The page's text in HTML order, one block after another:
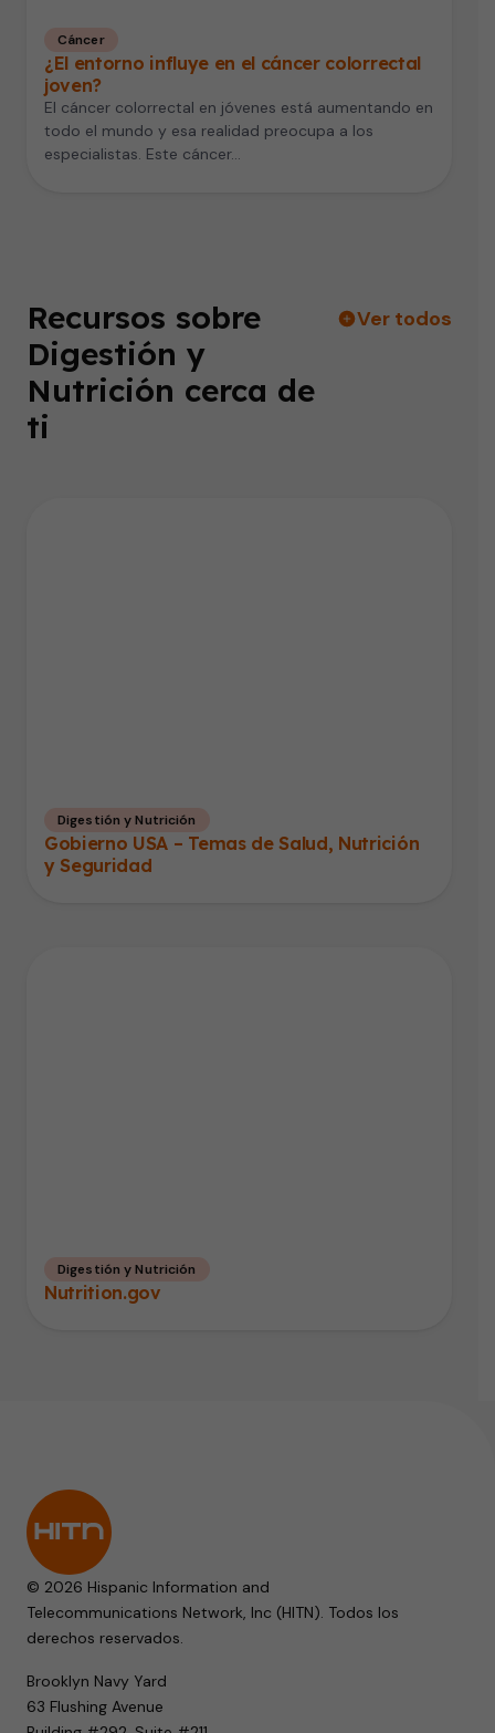
Cáncer
¿El entorno influye en el cáncer colorrectal
joven?
El cáncer colorrectal en jóvenes está aumentando en
todo el mundo y esa realidad preocupa a los
especialistas. Este cáncer…
Recursos sobre
Digestión y
Nutrición cerca de
ti
Ver todos
Digestión y Nutrición
Gobierno USA – Temas de Salud, Nutrición
y Seguridad
Digestión y Nutrición
Nutrition.gov
© 2026 Hispanic Information and
Telecommunications Network, Inc (HITN). Todos los
derechos reservados.
Brooklyn Navy Yard
63 Flushing Avenue